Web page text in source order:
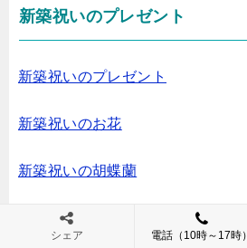
新築祝いのプレゼント
新築祝いのプレゼント
新築祝いのお花
新築祝いの胡蝶蘭
枯れない新築祝い
シェア 電話（10時～17時）